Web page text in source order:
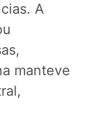
A
manteve